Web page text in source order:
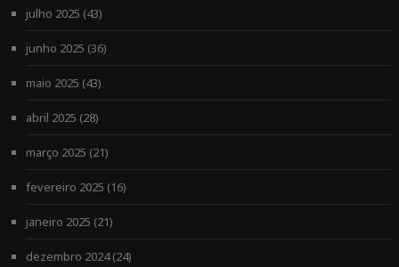
julho 2025 (43)
junho 2025 (36)
maio 2025 (43)
abril 2025 (28)
março 2025 (21)
fevereiro 2025 (16)
janeiro 2025 (21)
dezembro 2024(24)